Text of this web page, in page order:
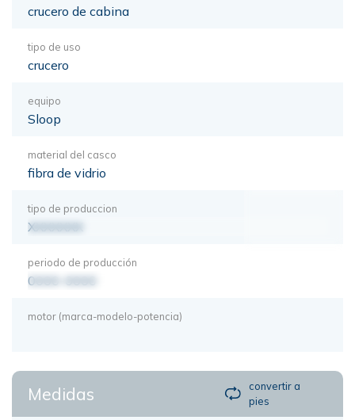
crucero de cabina
tipo de uso
crucero
equipo
Sloop
material del casco
fibra de vidrio
tipo de produccion
XXXXXXX
periodo de producción
0000-0000
motor (marca-modelo-potencia)
Medidas
convertir a
pies